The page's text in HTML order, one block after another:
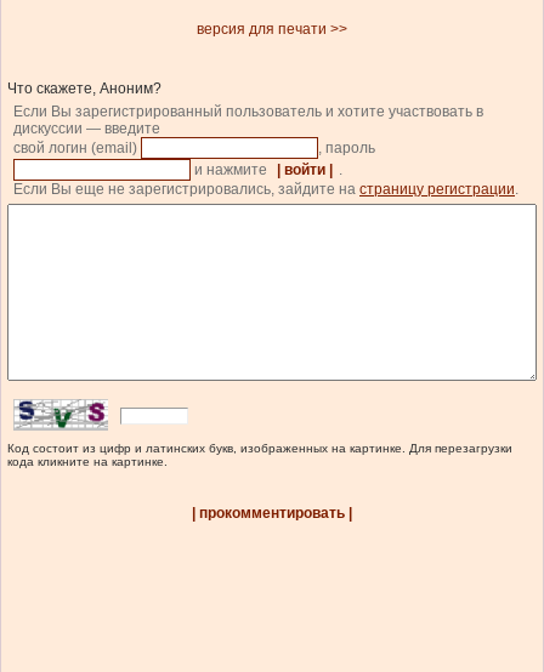
версия для печати >>
Что скажете, Аноним?
Если Вы зарегистрированный пользователь и хотите участвовать в
дискуссии — введите
свой логин (email)
, пароль
и нажмите
| войти |
.
Если Вы еще не зарегистрировались, зайдите на страницу регистрации.
Код состоит из цифр и латинских букв, изображенных на картинке. Для перезагрузки
кода кликните на картинке.
| прокомментировать |